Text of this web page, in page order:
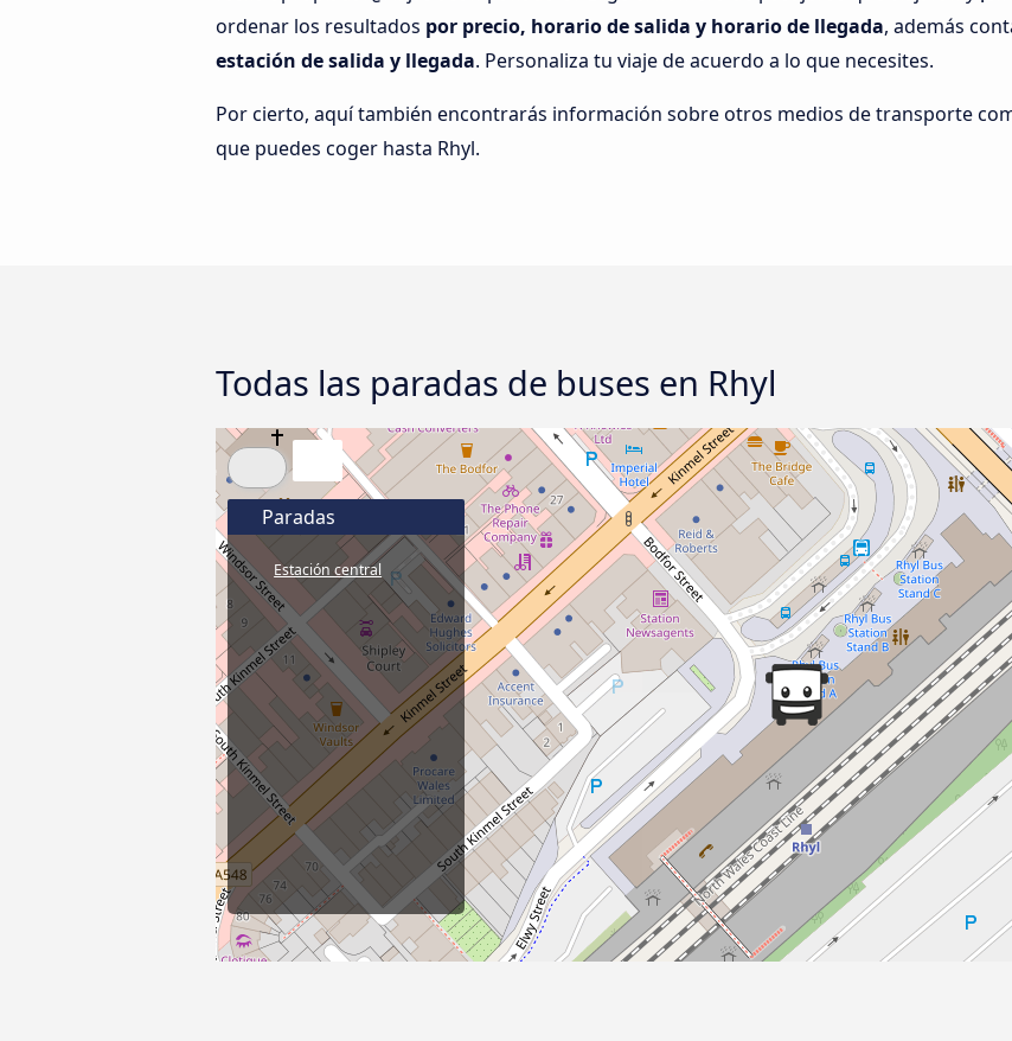
ordenar los resultados por precio, horario de salida y horario de llegada, además
estación de salida y llegada. Personaliza tu viaje de acuerdo a lo que necesites.
Por cierto, aquí también encontrarás información sobre otros medios de transporte
que puedes coger hasta Rhyl.
Todas las paradas de buses en Rhyl
Paradas
Estación central